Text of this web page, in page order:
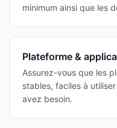
minimum ainsi que les
Plateforme &
Assurez-vous que les
stables, faciles à
avez besoin.